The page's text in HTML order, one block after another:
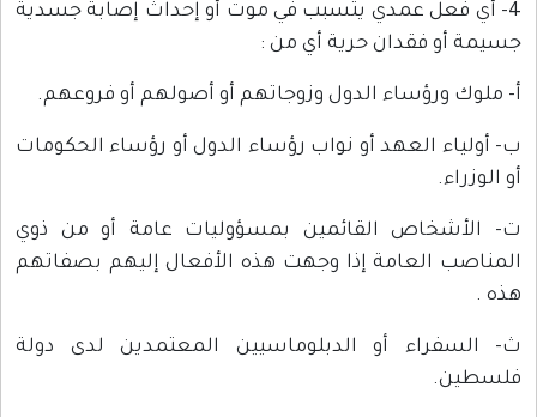
4- أي فعل عمدي يتسبب في موت أو إحداث إصابة جسدية
جسيمة أو فقدان حرية أي من :
أ‌- ملوك ورؤساء الدول وزوجاتهم أو أصولهم أو فروعهم.
ب‌- أولياء العهد أو نواب رؤساء الدول أو رؤساء الحكومات
أو الوزراء.
ت‌- الأشخاص القائمين بمسؤوليات عامة أو من ذوي
المناصب العامة إذا وجهت هذه الأفعال إليهم بصفاتهم
هذه .
ث‌- السفراء أو الدبلوماسيين المعتمدين لدى دولة
فلسطين.